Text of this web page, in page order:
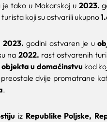
je tako u Makarskoj u 2023.
turista koji su ostvarili ukupno
2023. godini ostvaren je u
na 2022. rast ostvarenih
objekta u domaćinstvu kod
dvije promatrane
.
iz Republike Poljske,